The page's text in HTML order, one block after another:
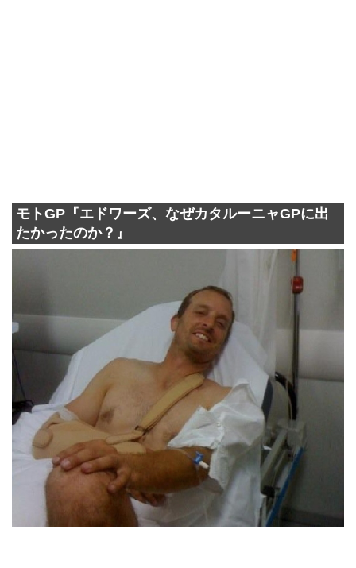
モトGP『エドワーズ、なぜカタルーニャGPに出
たかったのか？』